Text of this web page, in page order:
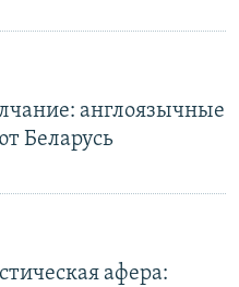
англоязычные
Беларусь
афера: